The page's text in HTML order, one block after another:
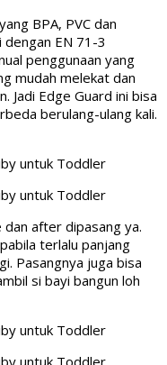
BPA, PVC dan
EN 71-3
penggunaan yang
mudah melekat dan
Jadi Edge Guard ini bisa
berulang-ulang kali.
after dipasang ya.
terlalu panjang
Pasangnya juga bisa
si bayi bangun loh